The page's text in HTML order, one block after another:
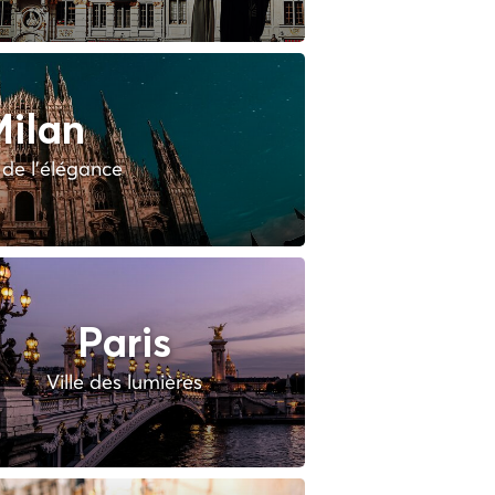
l'élégance
Paris
Ville des lumières